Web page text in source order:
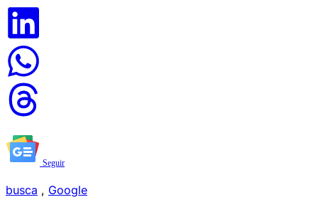
Seguir
busca , Google